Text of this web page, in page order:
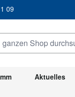
09
Aktuelles